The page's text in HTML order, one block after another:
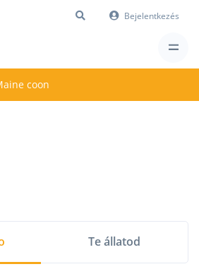
Bejelentkezés
coon
Te állatod